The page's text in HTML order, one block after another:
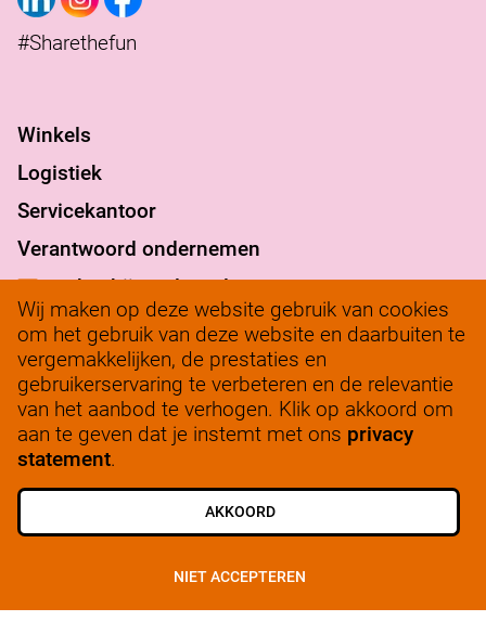
#Sharethefun
Winkels
Logistiek
Servicekantoor
Verantwoord ondernemen
werkenbij@solow.nl
+ 31 345 62 14 32
Bedrijfsleidersportaal
Wij maken op deze website gebruik van cookies
om het gebruik van deze website en daarbuiten te
vergemakkelijken, de prestaties en
gebruikerservaring te verbeteren en de relevantie
van het aanbod te verhogen. Klik op akkoord om
aan te geven dat je instemt met ons privacy
statement.
AKKOORD
NIET ACCEPTEREN